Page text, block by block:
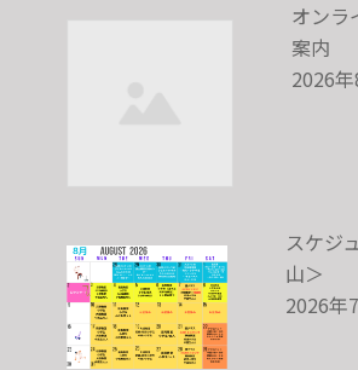
オンラ
案内
2026
スケジ
山＞
2026年